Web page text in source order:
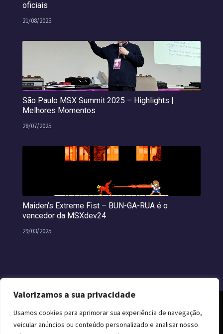
Valorizamos a sua privacidade
Usamos cookies para aprimorar sua experiência de navegação,
veicular anúncios ou conteúdo personalizado e analisar nosso
oficiais
21/08/2025
São Paulo MSX Summit 2025 – Highlights |
Melhores Momentos
28/07/2025
Maiden’s Extreme Fist – BUN-GA-RUA é o
vencedor da MSXdev24
29/03/2025